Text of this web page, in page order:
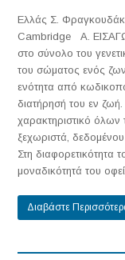
Ελλάς Σ.
Cambridge Α.
στο σύνολο του
του σώματος ενός
ενότητα από
διατήρησή του εν
χαρακτηριστικό
ξεχωριστά,
Στη διαφορετικότητα
μοναδικότητά του
Διαβάστε